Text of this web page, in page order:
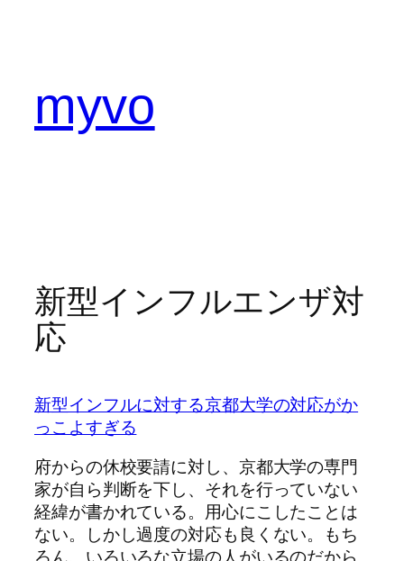
myvo
新型インフルエンザ対
応
新型インフルに対する京都大学の対応がか
っこよすぎる
府からの休校要請に対し、京都大学の専門
家が自ら判断を下し、それを行っていない
経緯が書かれている。用心にこしたことは
ない。しかし過度の対応も良くない。もち
ろん、いろいろな立場の人がいるのだから